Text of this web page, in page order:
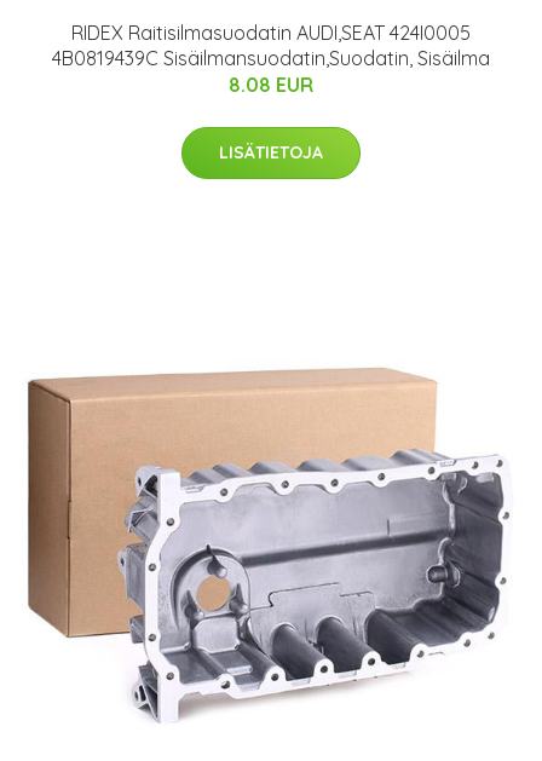
RIDEX Raitisilmasuodatin AUDI,SEAT 424I0005
4B0819439C Sisäilmansuodatin,Suodatin, Sisäilma
8.08 EUR
LISÄTIETOJA